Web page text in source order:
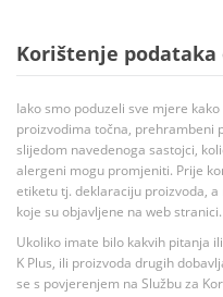
Korištenje podataka
Iako smo poduzeli sve mjere
proizvodima točna, prehrambeni
slijedom navedenoga sastojci,
alergeni mogu promjeniti. Prije
etiketu tj. deklaraciju proizvoda,
koje su objavljene na web stranici.
Ukoliko imate bilo kakvih pitanja
K Plus, ili proizvoda drugih
se s povjerenjem na Službu za